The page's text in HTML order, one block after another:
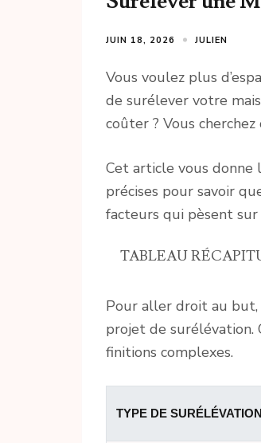
JUIN 18, 2026 JULIEN
Vous voulez plus
de surélever votre
coûter ? Vous
Cet article vous donne
précises pour savoir
facteurs qui pèsent
TABLEAU
Pour aller droit au but,
projet de surélévation.
finitions complexes.
TYPE DE SURÉLÉVATION